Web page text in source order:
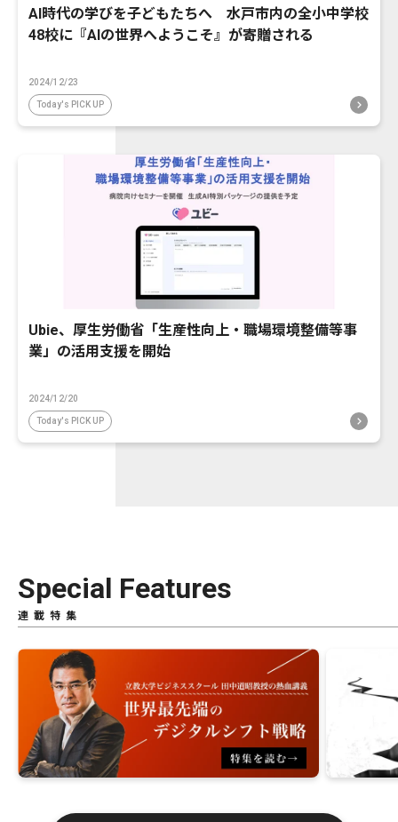
AI時代の学びを子どもたちへ 水戸市内の全小中学校
48校に『AIの世界へようこそ』が寄贈される
2024/12/23
Today's PICK UP
Ubie、厚生労働省「生産性向上・職場環境整備等事
業」の活用支援を開始
2024/12/20
Today's PICK UP
Special Features
連載特集